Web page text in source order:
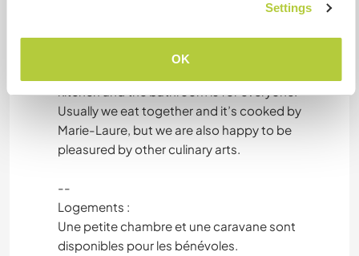
Settings
OK
A smal room and a caravan in the garden are
kitchen and the bathroom is for everyone.
Usually we eat together and it’s cooked by
Marie-Laure, but we are also happy to be
pleasured by other culinary arts.
--
Logements :
Une petite chambre et une caravane sont
disponibles pour les bénévoles.